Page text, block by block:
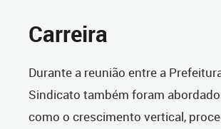
Carreira
Durante a reunião entre a
Sindicato também foram
como o crescimento vertical,